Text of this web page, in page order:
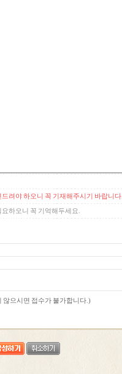
려야 하오니 꼭 기재해주시기 바랍니다.
하오니 꼭 기억해두세요.
않으시면 접수가 불가합니다.)